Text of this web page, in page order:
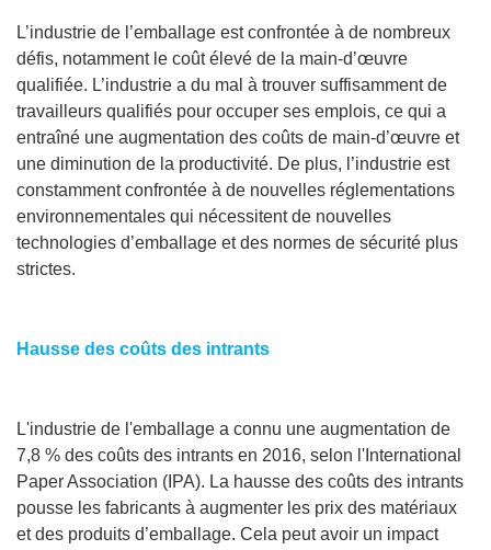
L’industrie de l’emballage est confrontée à de nombreux
défis, notamment le coût élevé de la main-d’œuvre
qualifiée. L’industrie a du mal à trouver suffisamment de
travailleurs qualifiés pour occuper ses emplois, ce qui a
entraîné une augmentation des coûts de main-d’œuvre et
une diminution de la productivité. De plus, l’industrie est
constamment confrontée à de nouvelles réglementations
environnementales qui nécessitent de nouvelles
technologies d’emballage et des normes de sécurité plus
strictes.
Hausse des coûts des intrants
L'industrie de l'emballage a connu une augmentation de
7,8 % des coûts des intrants en 2016, selon l'International
Paper Association (IPA). La hausse des coûts des intrants
pousse les fabricants à augmenter les prix des matériaux
et des produits d’emballage. Cela peut avoir un impact